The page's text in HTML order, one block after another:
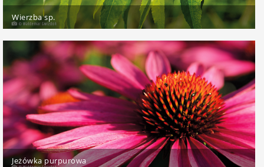
Wierzba sp.
Jeżówka purpurowa